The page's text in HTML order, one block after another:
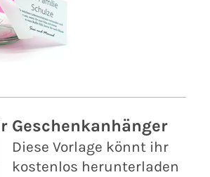
Geschenkanhänger
Diese Vorlage könnt ihr
kostenlos herunterladen